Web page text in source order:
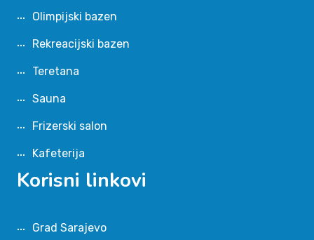
Olimpijski bazen
Rekreacijski bazen
Teretana
Sauna
Frizerski salon
Kafeterija
Korisni linkovi
Grad Sarajevo